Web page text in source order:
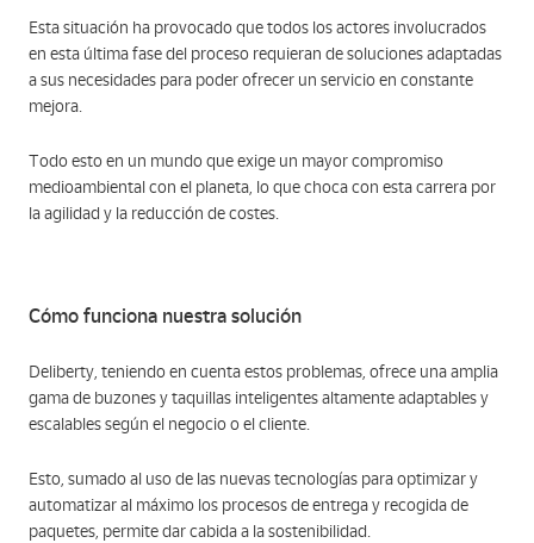
Esta situación ha provocado que todos los actores involucrados
en esta última fase del proceso requieran de soluciones adaptadas
a sus necesidades para poder ofrecer un servicio en constante
mejora.
Todo esto en un mundo que exige un mayor compromiso
medioambiental con el planeta, lo que choca con esta carrera por
la agilidad y la reducción de costes.
Cómo funciona nuestra solución
Deliberty, teniendo en cuenta estos problemas, ofrece una amplia
gama de buzones y taquillas inteligentes altamente adaptables y
escalables según el negocio o el cliente.
Esto, sumado al uso de las nuevas tecnologías para optimizar y
automatizar al máximo los procesos de entrega y recogida de
paquetes, permite dar cabida a la sostenibilidad.